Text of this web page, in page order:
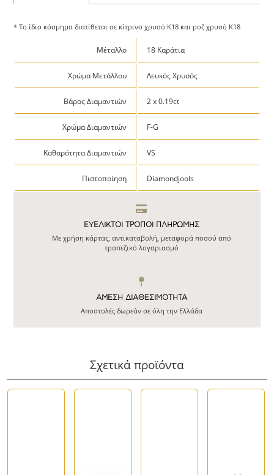
* Το ίδιο κόσμημα διατίθεται σε κίτρινο χρυσό Κ18 και ροζ χρυσό Κ18
Μέταλλο 18 Καράτια
Χρώμα Μετάλλου Λευκός Χρυσός
Βάρος Διαμαντιών 2 x 0.19ct
Χρώμα Διαμαντιών F-G
Καθαρότητα Διαμαντιών VS
Πιστοποίηση Diamondjools
ΕΥΕΛΙΚΤΟΙ ΤΡΟΠΟΙ ΠΛΗΡΩΜΗΣ
Με χρήση κάρτας, αντικαταβολή, μεταφορά ποσού από
τραπεζικό λογαριασμό
ΆΜΕΣΗ ΔΙΑΘΕΣΙΜΌΤΗΤΑ
Αποστολές δωρεάν σε όλη την Ελλάδα
Σχετικά προϊόντα